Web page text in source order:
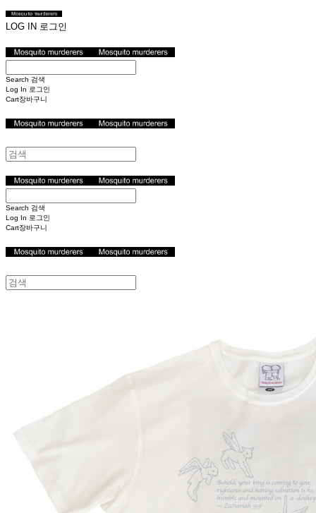
LOG IN 로그인
Search 검색
Log In 로그인
Cart장바구니
Search 검색
Log In 로그인
Cart장바구니